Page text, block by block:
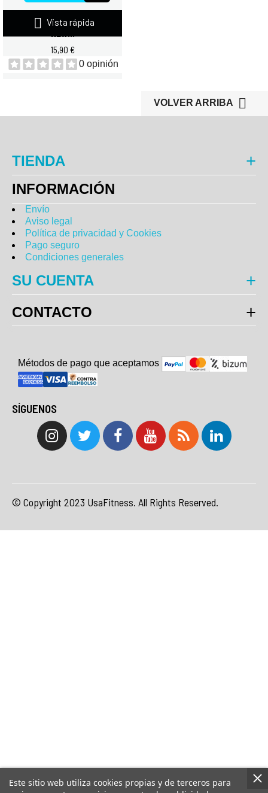
Este sitio web utiliza cookies propias y de terceros para
 Vista rápida
QUAMTRAX SYNEPHRINE 60
15,90 €
0 opinión
VOLVER ARRIBA 
TIENDA
INFORMACIÓN
Envío
Aviso legal
Política de privacidad y Cookies
Pago seguro
Condiciones generales
SU CUENTA
CONTACTO
Métodos de pago que aceptamos
SÍGUENOS
© Copyright 2023 UsaFitness. All Rights Reserved.